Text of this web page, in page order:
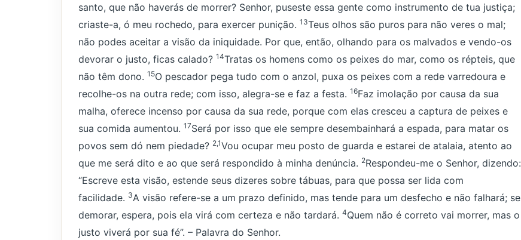
santo, que não haverás de morrer? Senhor, puseste essa gente como instrumento de tua justiça;
criaste-a, ó meu rochedo, para exercer punição. 13Teus olhos são puros para não veres o mal;
não podes aceitar a visão da iniquidade. Por que, então, olhando para os malvados e vendo-os
devorar o justo, ficas calado? 14Tratas os homens como os peixes do mar, como os répteis, que
não têm dono. 15O pescador pega tudo com o anzol, puxa os peixes com a rede varredoura e
recolhe-os na outra rede; com isso, alegra-se e faz a festa. 16Faz imolação por causa da sua
malha, oferece incenso por causa da sua rede, porque com elas cresceu a captura de peixes e
sua comida aumentou. 17Será por isso que ele sempre desembainhará a espada, para matar os
povos sem dó nem piedade? 2,1Vou ocupar meu posto de guarda e estarei de atalaia, atento ao
que me será dito e ao que será respondido à minha denúncia. 2Respondeu-me o Senhor, dizendo:
“Escreve esta visão, estende seus dizeres sobre tábuas, para que possa ser lida com
facilidade. 3A visão refere-se a um prazo definido, mas tende para um desfecho e não falhará; se
demorar, espera, pois ela virá com certeza e não tardará. 4Quem não é correto vai morrer, mas o
justo viverá por sua fé”. – Palavra do Senhor.